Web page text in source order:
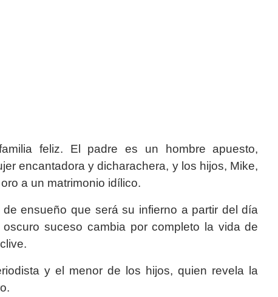
feliz. El padre es un hombre apuesto,
encantadora y dicharachera, y los hijos, Mike,
a un matrimonio idílico.
ensueño que será su infierno a partir del día
suceso cambia por completo la vida de
y el menor de los hijos, quien revela la